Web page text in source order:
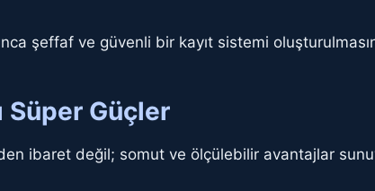
şeffaf ve güvenli bir kayıt sistemi
Süper Güçler
ibaret değil; somut ve ölçülebilir avantajlar